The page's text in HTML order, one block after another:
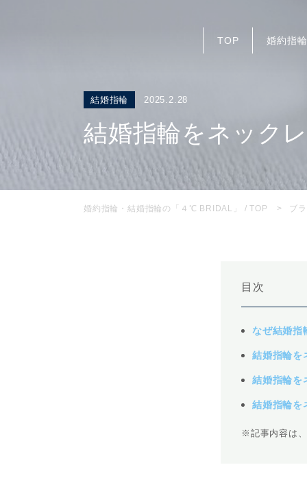
TOP 婚約指輪
結婚指輪 2025.2.28
結婚指輪をネック
婚約指輪・結婚指輪の「４℃ BRIDAL」 / TOP ブ
目次
なぜ結婚指
結婚指輪を
結婚指輪を
結婚指輪を
※記事内容は